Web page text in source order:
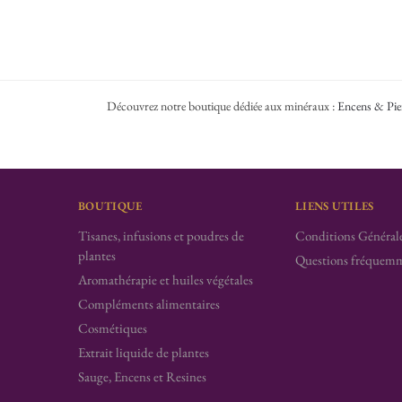
Découvrez notre boutique dédiée aux minéraux :Encens &
BOUTIQUE
Tisanes, infusions et poudres de
plantes
Aromathérapie et huiles végétales
Compléments alimentaires
Cosmétiques
Extrait liquide de plantes
Sauge, Encens et Resines
LIENS UTILES
Conditions
Questions